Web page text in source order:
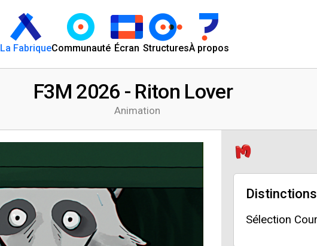
La FabriqueCommunauté Écran StructuresÀ propos
Animation
F3M 2026 - Riton Lover
Distinctions